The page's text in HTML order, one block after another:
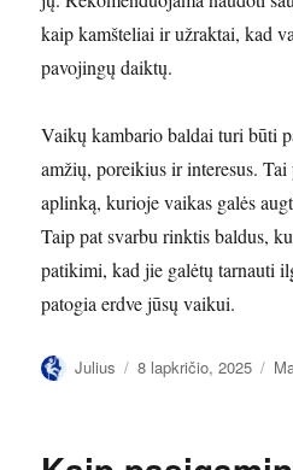
kaip kamšteliai ir užraktai, kad
pavojingų daiktų.
Vaikų kambario baldai turi būti
amžių, poreikius ir interesus.
aplinką, kurioje vaikas galės
Taip pat svarbu rinktis baldus,
patikimi, kad jie galėtų tarnauti
patogia erdve jūsų vaikui.
Autorius
Julius Paskelbta
8 lapkričio, 2025